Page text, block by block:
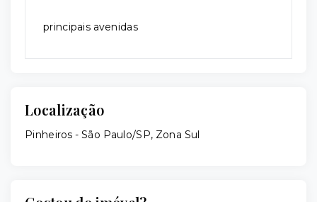
principais avenidas
Localização
Pinheiros - São Paulo/SP, Zona Sul